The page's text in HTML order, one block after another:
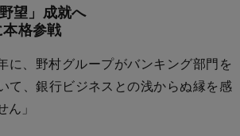
望」成就へ
格参戦
に、野村グループがバンキング部門を
て、銀行ビジネスとの浅からぬ縁を感
」